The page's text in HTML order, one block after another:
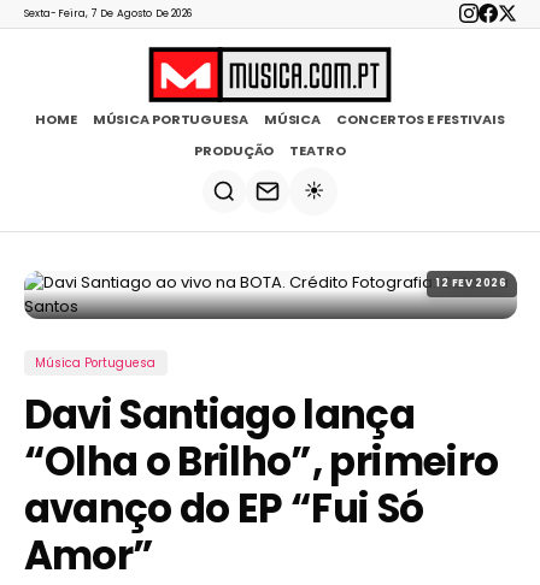
Sexta-Feira, 7 De Agosto De 2026
HOME MÚSICA PORTUGUESA MÚSICA
CONCERTOS E FESTIVAIS
PRODUÇÃO
TEATRO
☀️
12 FEV 2026
Música Portuguesa
Davi Santiago lança
“Olha o Brilho”, primeiro
avanço do EP “Fui Só
Amor”